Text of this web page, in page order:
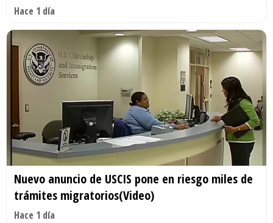
Hace 1 día
Nuevo anuncio de USCIS pone en riesgo miles de
trámites migratorios(Video)
Hace 1 día